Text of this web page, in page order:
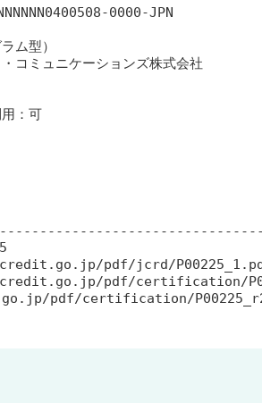
0000-JPN
ム型）
コミュニケーションズ株式会社
：可
pdf/jcrd/
pdf/certification/
pdf/certification/